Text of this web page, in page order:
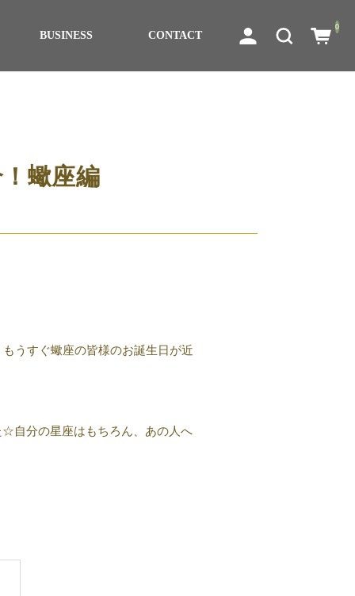
BUSINESS CONTACT
0
蠍座編
うすぐ蠍座の皆様のお誕生日が近
自分の星座はもちろん、あの人へ